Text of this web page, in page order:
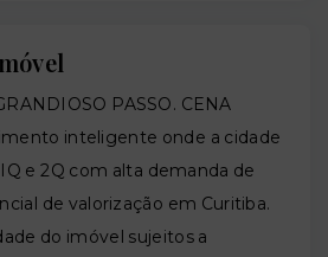
PASSO. CENA
inteligente onde a cidade
e 2Q com alta demanda de
de valorização em Curitiba.
do imóvel sujeitos a